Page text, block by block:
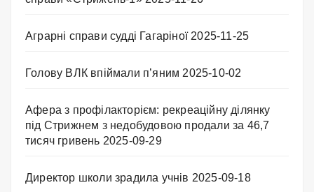
Аграрні справи судді Гагаріної 2025-11-25
Голову ВЛК впіймали п’яним 2025-10-02
Афера з профілакторієм: рекреаційну ділянку
під Стрижнем з недобудовою продали за 46,7
тисяч гривень 2025-09-29
Директор школи зрадила учнів 2025-09-18